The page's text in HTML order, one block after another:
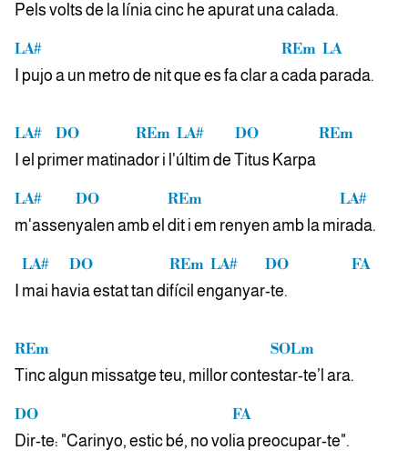
Pels volts de la línia cinc he apurat una calada.
LA#
I pujo a un metro de nit que es fa clar a
REm
cada
LA
parada.
LA#
I el pri
DO
mer matina
REm
dor
LA#
i l'úl
DO
tim de Titus
REm
Karpa
LA#
m'assen
DO
yalen amb el
REm
dit i em renyen amb la mi
LA#
rada.
LA#
mai ha
DO
via estat tan di
REm
fícil
LA#
en
DO
gan
FA
yar-te.
REm
Tinc algun missatge teu, millor conte
SOLm
star-te’l ara.
DO
Dir-te: "Carinyo, estic bé, no vol
FA
ia preocupar-te".